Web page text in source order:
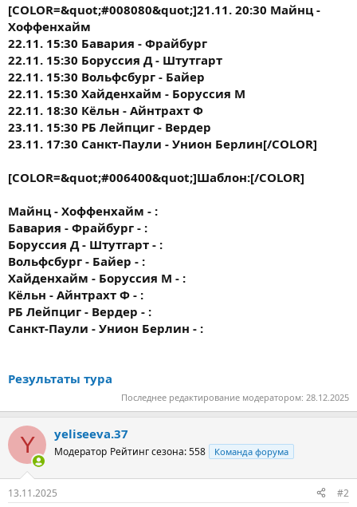
[COLOR=&quot;#008080&quot;]21.11. 20:30 Майнц -
Хоффенхайм
22.11. 15:30 Бавария - Фрайбург
22.11. 15:30 Боруссия Д - Штутгарт
22.11. 15:30 Вольфсбург - Байер
22.11. 15:30 Хайденхайм - Боруссия М
22.11. 18:30 Кёльн - Айнтрахт Ф
23.11. 15:30 РБ Лейпциг - Вердер
23.11. 17:30 Санкт-Паули - Унион Берлин[/COLOR]
[COLOR=&quot;#006400&quot;]Шаблон:[/COLOR]
Майнц - Хоффенхайм - :
Бавария - Фрайбург - :
Боруссия Д - Штутгарт - :
Вольфсбург - Байер - :
Хайденхайм - Боруссия М - :
Кёльн - Айнтрахт Ф - :
РБ Лейпциг - Вердер - :
Санкт-Паули - Унион Берлин - :
Результаты тура
Последнее редактирование модератором: 28.12.2025
Y yeliseeva.37
Модератор Рейтинг сезона: 558 Команда форума
13.11.2025 #2